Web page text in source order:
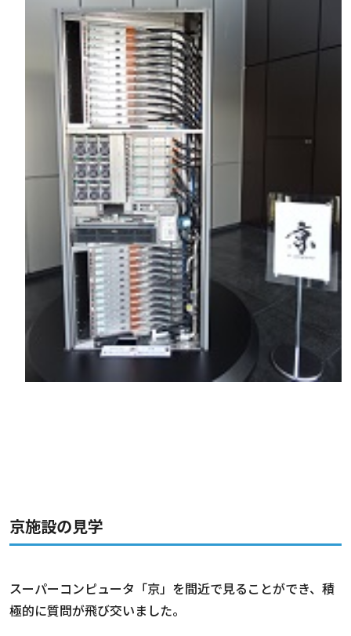
京施設の見学
スーパーコンピュータ「京」を間近で見ることができ、積
極的に質問が飛び交いました。